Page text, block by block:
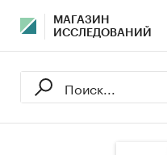
МАГАЗИН
ИССЛЕДОВАНИЙ